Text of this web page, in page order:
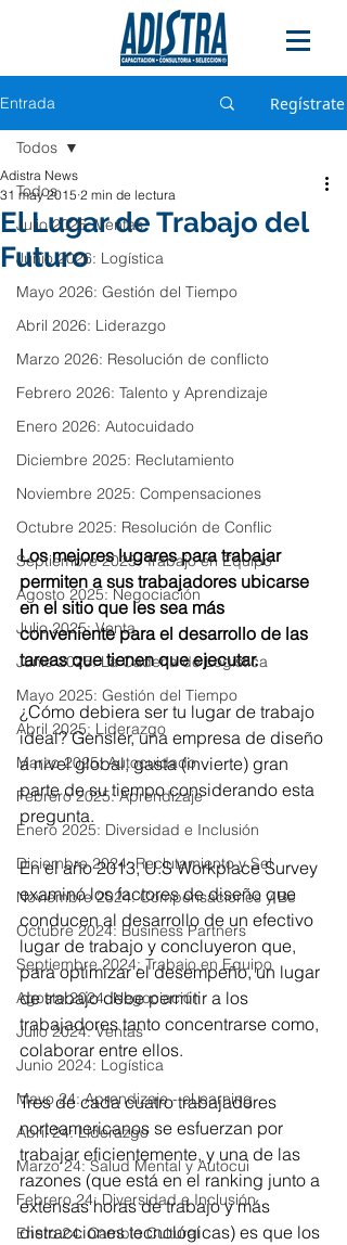
Entrada Regístrate
Todos
Julio 2026: Ventas
Junio 2026: Logística
Mayo 2026: Gestión del Tiempo
Abril 2026: Liderazgo
Marzo 2026: Resolución de conflicto
Febrero 2026: Talento y Aprendizaje
Enero 2026: Autocuidado
Diciembre 2025: Reclutamiento
Noviembre 2025: Compensaciones
Octubre 2025: Resolución de Conflic
Septiembre 2025: Trabajo en Equipo
Agosto 2025: Negociación
Julio 2025: Venta
Junio 2025: La Cadena de Logística
Mayo 2025: Gestión del Tiempo
Abril 2025: Liderazgo
Marzo 2025: Autocuidado
Febrero 2025: Aprendizaje
Enero 2025: Diversidad e Inclusión
Diciembre 2024: Reclutamiento y Sel
Noviembre 2024: Compensaciones y Be
Octubre 2024: Business Partners
Septiembre 2024: Trabajo en Equipo
Agosto 2024: Negociación
Julio 2024: Ventas
Junio 2024: Logística
Mayo 24: Aprendizaje - eLearning
Abril 24: Liderazgo
Marzo 24: Salud Mental y Autocui
Febrero 24: Diversidad e Inclusión
Enero 24: Cambio Cultural
Todos
El Lugar de Trabajo del
Futuro
Adistra News
31 may 2015 2 min de lectura
Los mejores lugares para trabajar
permiten a sus trabajadores ubicarse
en el sitio que les sea más
conveniente para el desarrollo de las
tareas que tienen que ejecutar.
¿Cómo debiera ser tu lugar de trabajo
ideal? Gensler, una empresa de diseño
a nivel global, gasta (invierte) gran
parte de su tiempo considerando esta
pregunta.
En el año 2013, U.S Workplace Survey
examinó los factores de diseño que
conducen al desarrollo de un efectivo
lugar de trabajo y concluyeron que,
para optimizar el desempeño, un lugar
de trabajo debe permitir a los
trabajadores tanto concentrarse como,
colaborar entre ellos.
Tres de cada cuatro trabajadores
norteamericanos se esfuerzan por
trabajar eficientemente, y una de las
razones (que está en el ranking junto a
extensas horas de trabajo y más
distracciones tecnológicas) es que los